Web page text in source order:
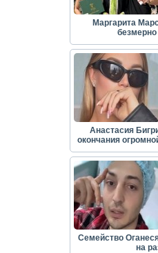
Маргарита
Анастасия
окончания
Семейство
на